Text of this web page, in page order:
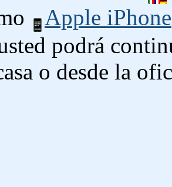
Apple iPhone
podrá
o desde la